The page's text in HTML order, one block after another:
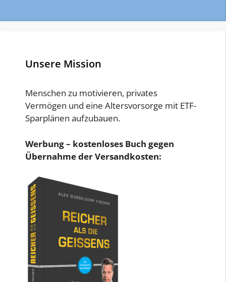
Unsere Mission
Menschen zu motivieren, privates
Vermögen und eine Altersvorsorge mit ETF-
Sparplänen aufzubauen.
Werbung – kostenloses Buch gegen
Übernahme der Versandkosten: